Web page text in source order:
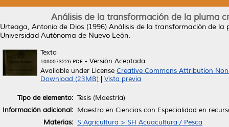
Análisis de la transformación de la pluma
Urteaga, Antonio de Dios (1996) Análisis de la transformación de la
Universidad Autónoma de Nuevo León.
Texto
1080073226.PDF - Versión Aceptada
Available under License Creative Commons Attribution
Download (23MB)
Vista previa
Tipo de elemento: Tesis (Maestría)
Información adicional: Maestro en Ciencias con Especialidad en
Materias: S Agricultura > SH Acuacultura / Pesca